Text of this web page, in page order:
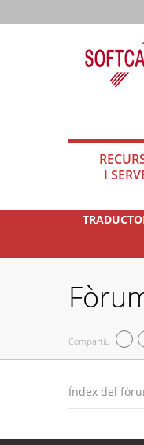
I
Compartiu
Índex del